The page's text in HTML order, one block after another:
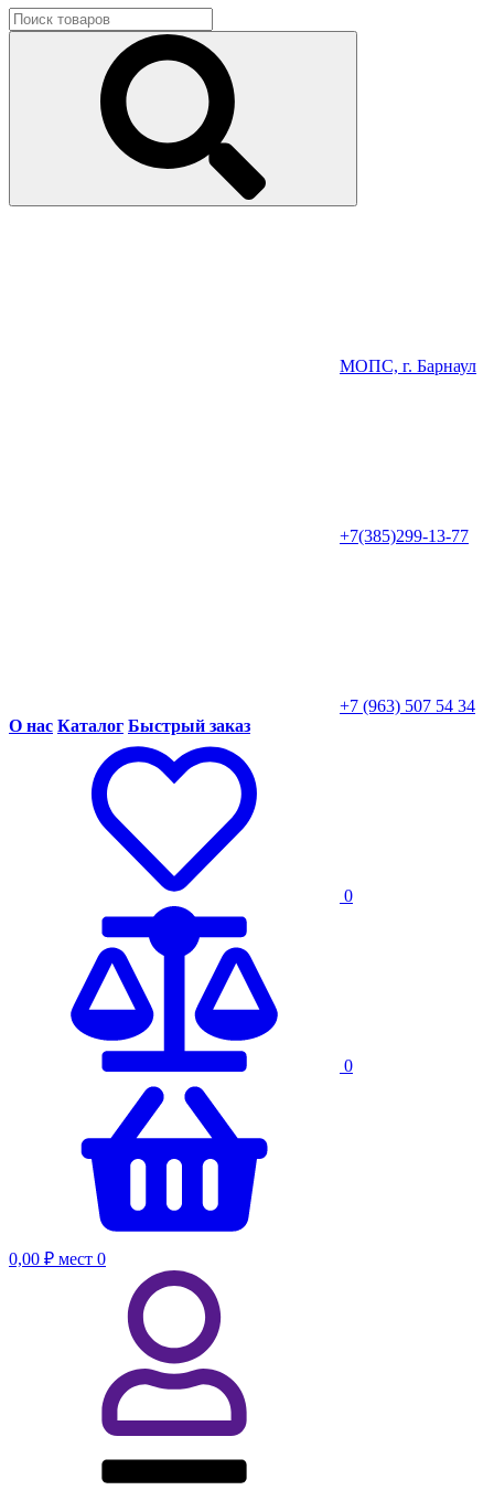
МОПС, г. Барнаул
+7(385)299-13-77
+7 (963) 507 54 34
О нас Каталог Быстрый заказ
0
0
0,00 ₽ мест 0